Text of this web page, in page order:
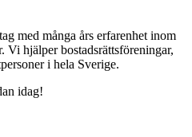
med många års erfarenhet inom
Vi hjälper bostadsrättsföreningar,
i hela Sverige.
idag!